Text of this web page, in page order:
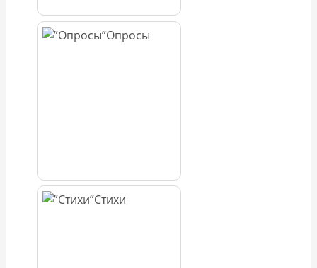
Опросы
Стихи